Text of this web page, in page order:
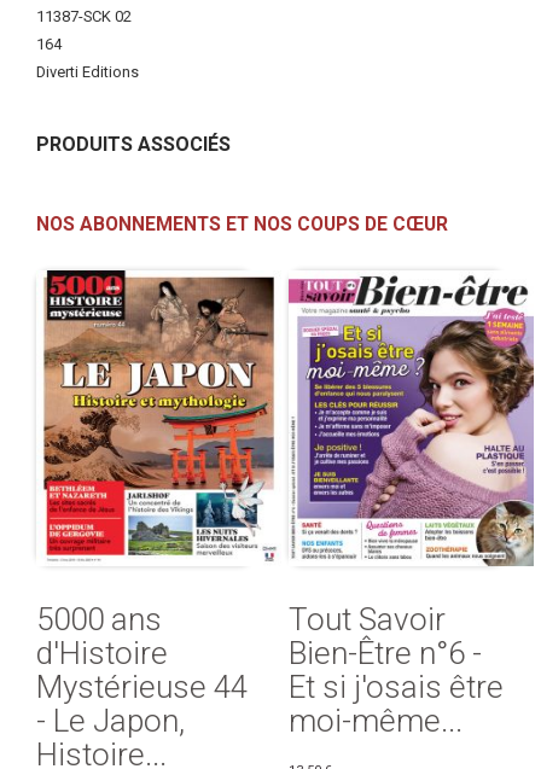
d'infos
11387-SCK 02
164
Diverti Editions
PRODUITS ASSOCIÉS
NOS ABONNEMENTS ET NOS COUPS DE CŒUR
5000 ans
d'Histoire
Mystérieuse 44
- Le Japon,
Histoire...
Tout Savoir
Bien-Être n°6 -
Et si j'osais être
moi-même...